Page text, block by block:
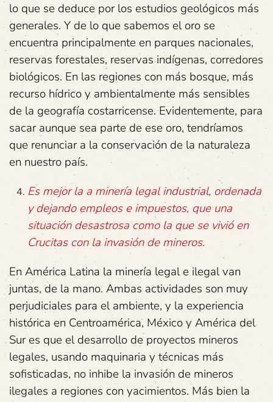
lo que se deduce por los estudios geológicos más
generales. Y de lo que sabemos el oro se
encuentra principalmente en parques nacionales,
reservas forestales, reservas indígenas, corredores
biológicos. En las regiones con más bosque, más
recurso hídrico y ambientalmente más sensibles
de la geografía costarricense. Evidentemente, para
sacar aunque sea parte de ese oro, tendríamos
que renunciar a la conservación de la naturaleza
en nuestro país.
Es mejor la a minería legal industrial, ordenada
y dejando empleos e impuestos, que una
situación desastrosa como la que se vivió en
Crucitas con la invasión de mineros.
En América Latina la minería legal e ilegal van
juntas, de la mano. Ambas actividades son muy
perjudiciales para el ambiente, y la experiencia
histórica en Centroamérica, México y América del
Sur es que el desarrollo de proyectos mineros
legales, usando maquinaria y técnicas más
sofisticadas, no inhibe la invasión de mineros
ilegales a regiones con yacimientos. Más bien la